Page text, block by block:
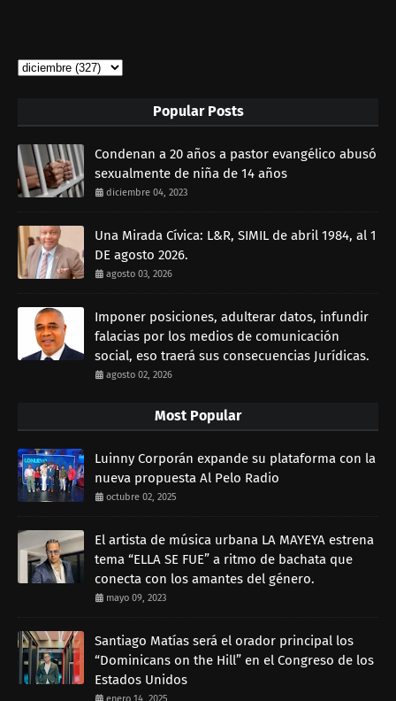
Popular Posts
Condenan a 20 años a pastor evangélico abusó
sexualmente de niña de 14 años
diciembre 04, 2023
Una Mirada Cívica: L&R, SIMIL de abril 1984, al 1
DE agosto 2026.
agosto 03, 2026
Imponer posiciones, adulterar datos, infundir
falacias por los medios de comunicación
social, eso traerá sus consecuencias Jurídicas.
agosto 02, 2026
Most Popular
Luinny Corporán expande su plataforma con la
nueva propuesta Al Pelo Radio
octubre 02, 2025
El artista de música urbana LA MAYEYA estrena
tema “ELLA SE FUE” a ritmo de bachata que
conecta con los amantes del género.
mayo 09, 2023
Santiago Matías será el orador principal los
“Dominicans on the Hill” en el Congreso de los
Estados Unidos
enero 14, 2025